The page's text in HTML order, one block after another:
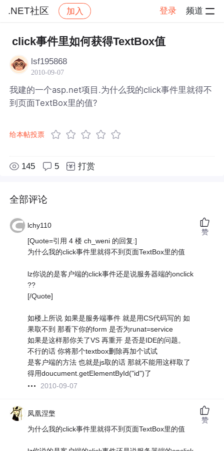
.NET社区 加入 登录 频道
社区 .NET社区 帖子详情
click事件里如何获得TextBox值
lsf195868
2010-09-07
我建的一个asp.net项目.为什么我的click事件里就得不
到页面TextBox里的值?
给本帖投票
145 5 打赏
全部评论
lchy110
[Quote=引用 4 楼 ch_weni 的回复:]
为什么我的click事件里就得不到页面TextBox里的值
lz你说的是客户端的click事件还是说服务器端的onclick
??
[/Quote]
如楼上所说 如果是服务端事件 就是用CS代码写的 如
果取不到 那看下你的form 是否为runat=service
如果是这样那你关了VS 再重开 是否是IDE的问题。
不行的话 你将那个textbox删除再加个试试
是客户端的方法 也就是js取的话 那就不能用这样取了
得用doucument.getElementById("id")了
2010-09-07
赞
凤凰涅檠
为什么我的click事件里就得不到页面TextBox里的值
赞